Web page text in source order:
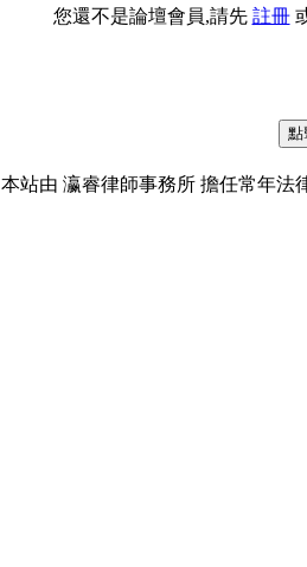
您還不是論壇會員,請先 註冊
本站由 瀛睿律師事務所 擔任常年法